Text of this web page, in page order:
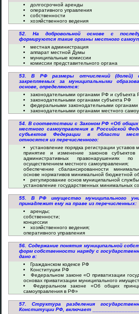
долгосрочной аренды
оперативного управления
собственности
хозяйственного ведения
52. На добровольной основе с
формируются такие органы местного
местная администрация
аппарат местной Думы
муниципальные комиссии
комиссии представительного органа
53. В РФ размеры отчислений (долей)
закрепляемых за муниципальными
основе, определяются:
законодательными органами РФ и субъекта
законодательными органами субъекта РФ
федеральными законодательными органами
законодательными органами местного
54. В соответствии с Законом РФ «Об общих
местного самоуправления в Российской
субъектов Федерации в области
относятся из перечисленного:
установление порядка регистрации уставов
принятие и изменение законов
административных правонарушениях
осуществлением местного самоуправления;
обеспечение сбалансированности
основе нормативов минимальной бюджетной
регулирование основ муниципальной
установление государственных минимальных
55. В РФ имущество муниципального
принадлежит ему на праве из перечисленных:
аренды;
собственности;
концессии
хозяйственного ведения;
оперативного управления
56. Содержание понятия муниципальной
форм собственности наряду с
дано в:
Гражданском кодексе РФ
Конституции РФ
Федеральном законе «О приватизации
основах приватизации муниципального
Федеральном законе «Об общих
самоуправления в РФ»
57. Структура разделения
Конституции РФ, включает